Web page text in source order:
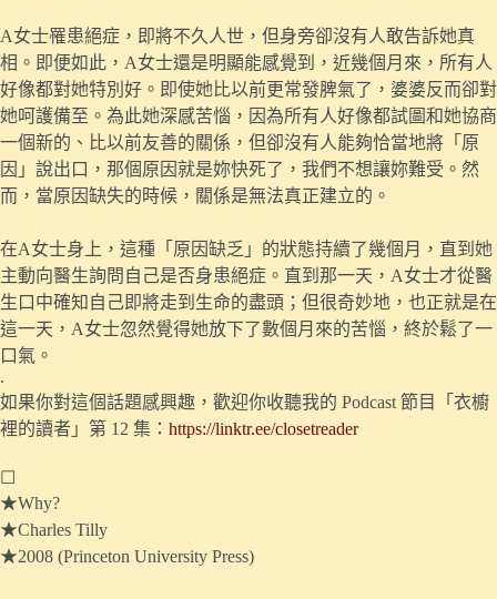
A女士罹患絕症，即將不久人世，但身旁卻沒有人敢告訴她真
相。即便如此，A女士還是明顯能感覺到，近幾個月來，所有人
好像都對她特別好。即使她比以前更常發脾氣了，婆婆反而卻對
她呵護備至。為此她深感苦惱，因為所有人好像都試圖和她協商
一個新的、比以前友善的關係，但卻沒有人能夠恰當地將「原
因」說出口，那個原因就是妳快死了，我們不想讓妳難受。然
而，當原因缺失的時候，關係是無法真正建立的。
在A女士身上，這種「原因缺乏」的狀態持續了幾個月，直到她
主動向醫生詢問自己是否身患絕症。直到那一天，A女士才從醫
生口中確知自己即將走到生命的盡頭；但很奇妙地，也正就是在
這一天，A女士忽然覺得她放下了數個月來的苦惱，終於鬆了一
口氣。
.
如果你對這個話題感興趣，歡迎你收聽我的 Podcast 節目「衣櫥
裡的讀者」第 12 集： https://linktr.ee/closetreader
☐
★Why?
★Charles Tilly
★2008 (Princeton University Press)